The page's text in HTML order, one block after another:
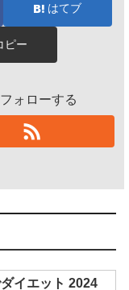
はてブ
ピー
ォローする
イエット 2024